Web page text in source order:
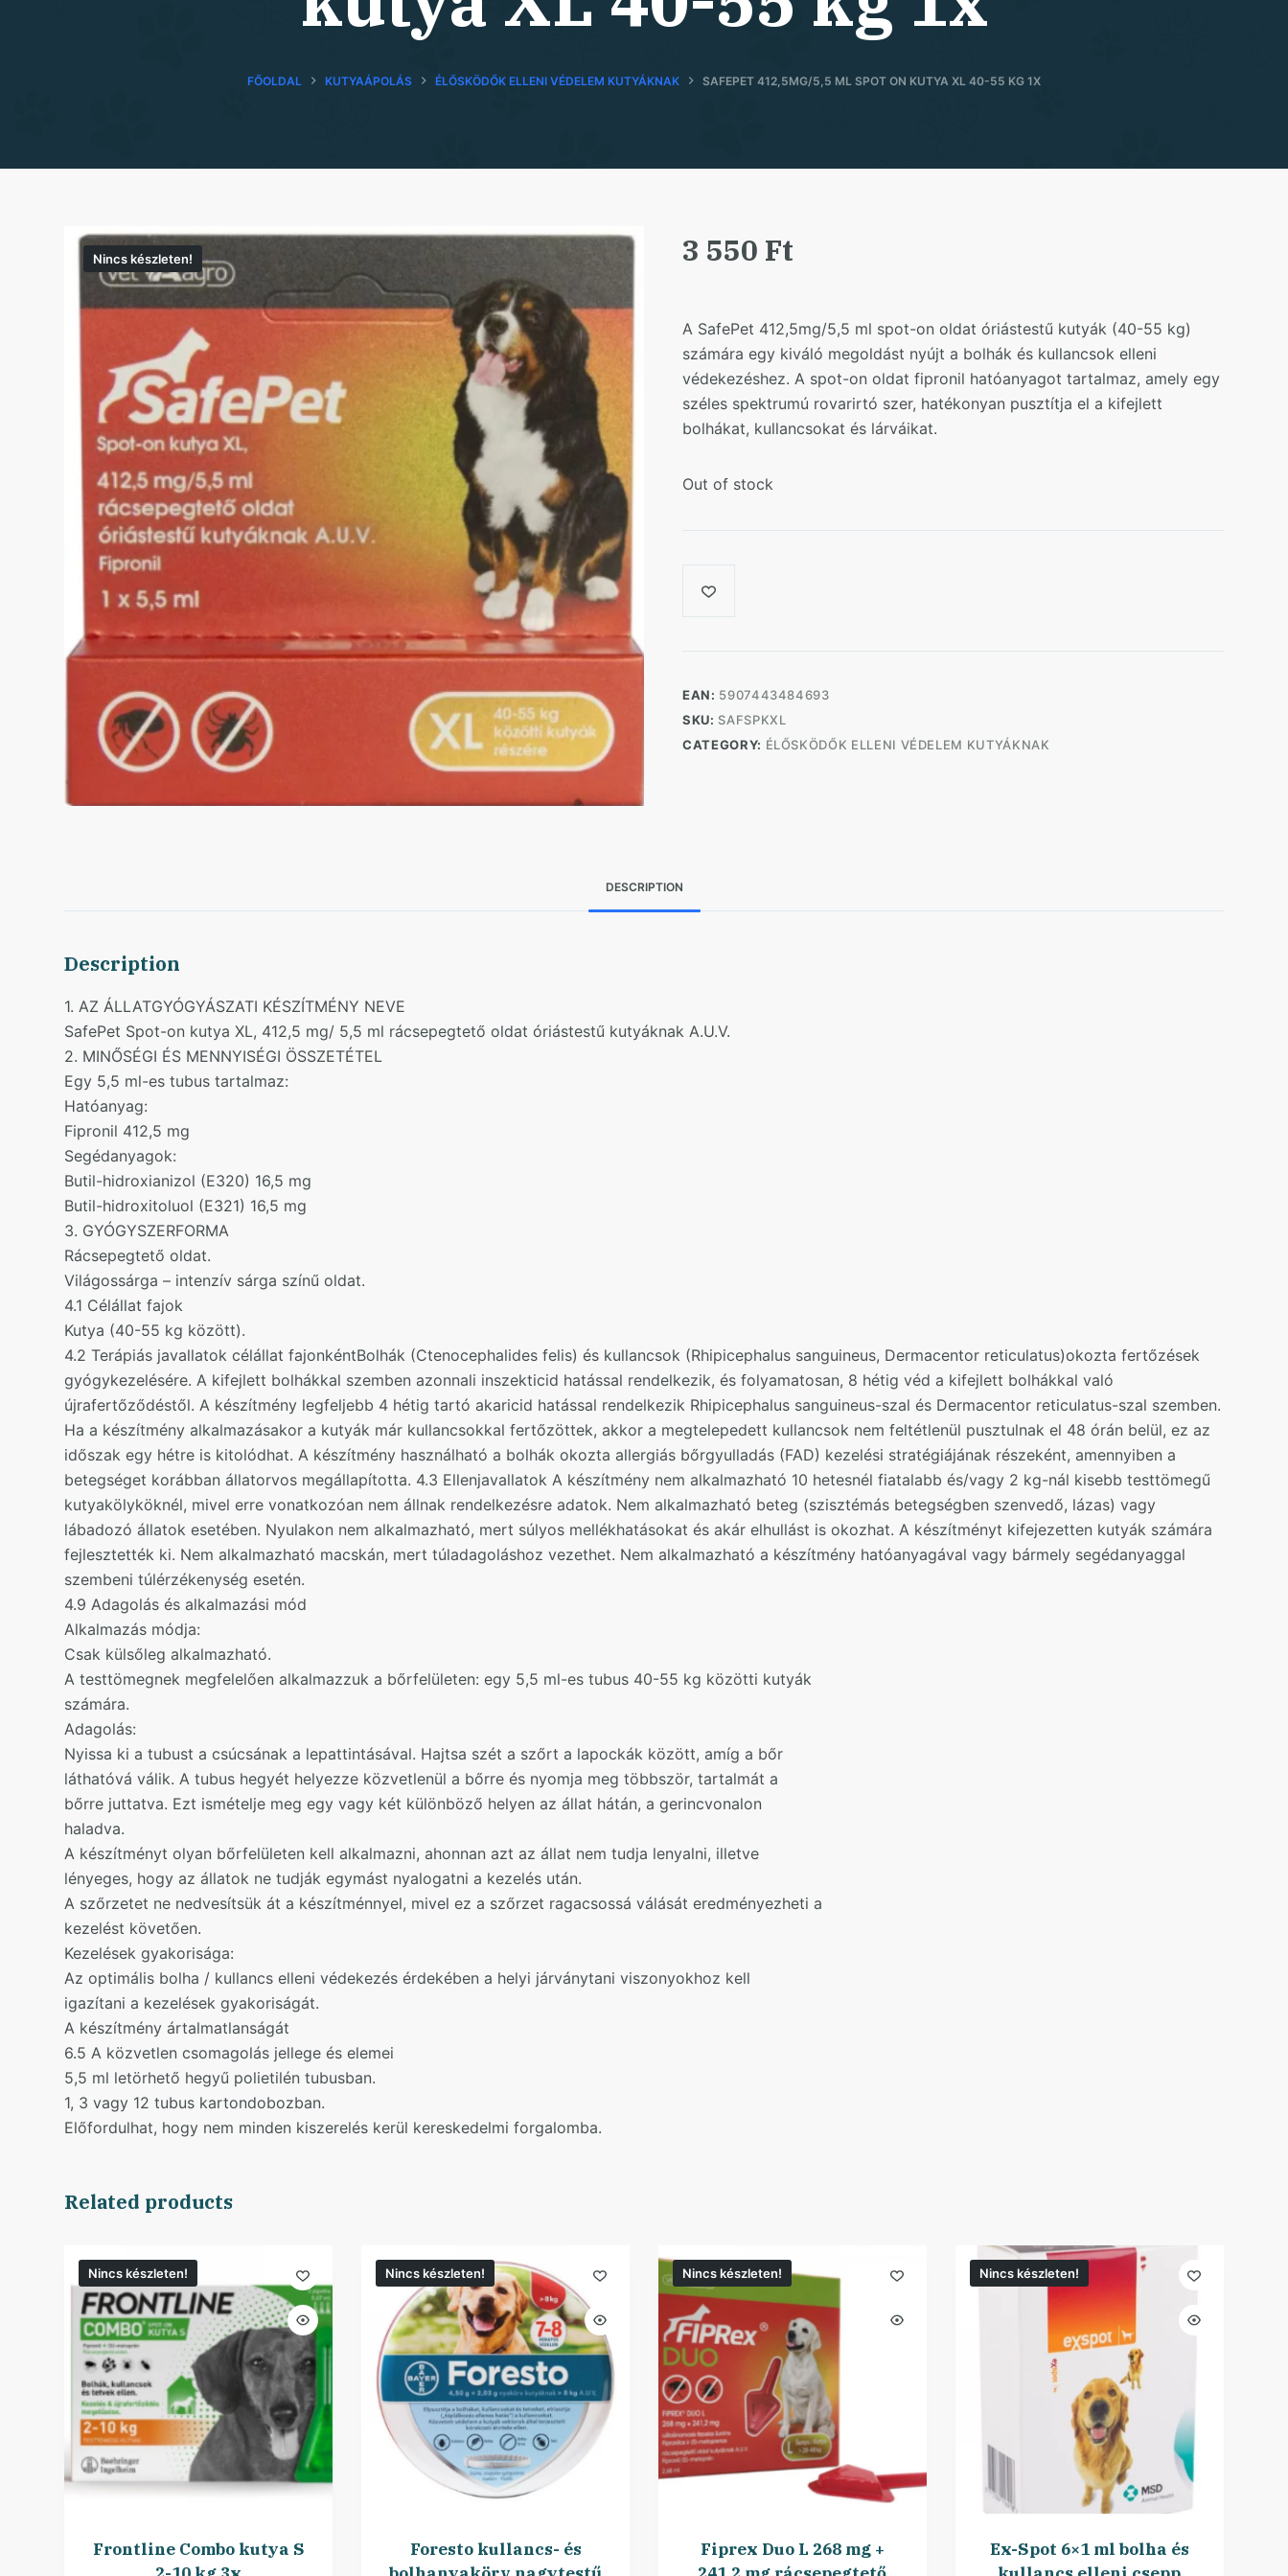
FŐOLDAL KUTYAÁPOLÁS ÉLŐSKÖDŐK ELLENI VÉDELEM KUTYÁKNAK SAFEPET 412,5MG/5,5 ML SPOT ON KUTYA XL 40-55 KG 1X
Nincs készleten! 3 550 Ft
A SafePet 412,5mg/5,5 ml spot-on oldat óriástestű kutyák (40-55 kg)
számára egy kiváló megoldást nyújt a bolhák és kullancsok elleni
védekezéshez. A spot-on oldat fipronil hatóanyagot tartalmaz, amely egy
széles spektrumú rovarirtó szer, hatékonyan pusztítja el a kifejlett
bolhákat, kullancsokat és lárváikat.
Out of stock
EAN: 5907443484693
SKU: SAFSPKXL
CATEGORY: ÉLŐSKÖDŐK ELLENI VÉDELEM KUTYÁKNAK
DESCRIPTION
Description
1. AZ ÁLLATGYÓGYÁSZATI KÉSZÍTMÉNY NEVE
SafePet Spot-on kutya XL, 412,5 mg/ 5,5 ml rácsepegtető oldat óriástestű kutyáknak A.U.V.
2. MINŐSÉGI ÉS MENNYISÉGI ÖSSZETÉTEL
Egy 5,5 ml-es tubus tartalmaz:
Hatóanyag:
Fipronil 412,5 mg
Segédanyagok:
Butil-hidroxianizol (E320) 16,5 mg
Butil-hidroxitoluol (E321) 16,5 mg
3. GYÓGYSZERFORMA
Rácsepegtető oldat.
Világossárga – intenzív sárga színű oldat.
4.1 Célállat fajok
Kutya (40-55 kg között).
4.2 Terápiás javallatok célállat fajonkéntBolhák (Ctenocephalides felis) és kullancsok (Rhipicephalus sanguineus, Dermacentor reticulatus)okozta fertőzések
gyógykezelésére. A kifejlett bolhákkal szemben azonnali inszekticid hatással rendelkezik, és folyamatosan, 8 hétig véd a kifejlett bolhákkal való
újrafertőződéstől. A készítmény legfeljebb 4 hétig tartó akaricid hatással rendelkezik Rhipicephalus sanguineus-szal és Dermacentor reticulatus-szal szemben.
Ha a készítmény alkalmazásakor a kutyák már kullancsokkal fertőzöttek, akkor a megtelepedett kullancsok nem feltétlenül pusztulnak el 48 órán belül, ez az
időszak egy hétre is kitolódhat. A készítmény használható a bolhák okozta allergiás bőrgyulladás (FAD) kezelési stratégiájának részeként, amennyiben a
betegséget korábban állatorvos megállapította. 4.3 Ellenjavallatok A készítmény nem alkalmazható 10 hetesnél fiatalabb és/vagy 2 kg-nál kisebb testtömegű
kutyakölyköknél, mivel erre vonatkozóan nem állnak rendelkezésre adatok. Nem alkalmazható beteg (szisztémás betegségben szenvedő, lázas) vagy
lábadozó állatok esetében. Nyulakon nem alkalmazható, mert súlyos mellékhatásokat és akár elhullást is okozhat. A készítményt kifejezetten kutyák számára
fejlesztették ki. Nem alkalmazható macskán, mert túladagoláshoz vezethet. Nem alkalmazható a készítmény hatóanyagával vagy bármely segédanyaggal
szembeni túlérzékenység esetén.
4.9 Adagolás és alkalmazási mód
Alkalmazás módja:
Csak külsőleg alkalmazható.
A testtömegnek megfelelően alkalmazzuk a bőrfelületen: egy 5,5 ml-es tubus 40-55 kg közötti kutyák
számára.
Adagolás:
Nyissa ki a tubust a csúcsának a lepattintásával. Hajtsa szét a szőrt a lapockák között, amíg a bőr
láthatóvá válik. A tubus hegyét helyezze közvetlenül a bőrre és nyomja meg többször, tartalmát a
bőrre juttatva. Ezt ismételje meg egy vagy két különböző helyen az állat hátán, a gerincvonalon
haladva.
A készítményt olyan bőrfelületen kell alkalmazni, ahonnan azt az állat nem tudja lenyalni, illetve
lényeges, hogy az állatok ne tudják egymást nyalogatni a kezelés után.
A szőrzetet ne nedvesítsük át a készítménnyel, mivel ez a szőrzet ragacsossá válását eredményezheti a
kezelést követően.
Kezelések gyakorisága:
Az optimális bolha / kullancs elleni védekezés érdekében a helyi járványtani viszonyokhoz kell
igazítani a kezelések gyakoriságát.
A készítmény ártalmatlanságát
6.5 A közvetlen csomagolás jellege és elemei
5,5 ml letörhető hegyű polietilén tubusban.
1, 3 vagy 12 tubus kartondobozban.
Előfordulhat, hogy nem minden kiszerelés kerül kereskedelmi forgalomba.
Related products
Nincs készleten!
Frontline Combo kutya S
Nincs készleten!
Foresto kullancs- és
Nincs készleten!
Fiprex Duo L 268 mg +
Nincs készleten!
Ex-Spot 6×1 ml bolha és